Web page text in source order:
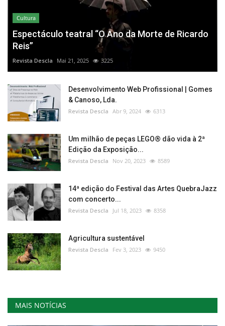
Cultura
Espectáculo teatral “O Ano da Morte de Ricardo
Reis”
Revista Descla Mai 21, 2025 3225
Desenvolvimento Web Profissional | Gomes
& Canoso, Lda.
Revista Descla Abr 9, 2024 6313
Um milhão de peças LEGO® dão vida à 2ª
Edição da Exposição...
Revista Descla Nov 20, 2023 8589
14ª edição do Festival das Artes QuebraJazz
com concerto...
Revista Descla Jul 18, 2023 8358
Agricultura sustentável
Revista Descla Fev 3, 2023 9450
MAIS NOTÍCIAS